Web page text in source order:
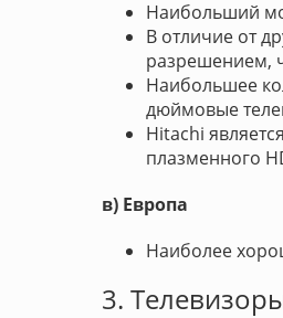
Наибольший
В отличие от
разрешением,
Наибольшее
дюймовые
Hitachi
плазменного
в) Европа
Наиболее
3.